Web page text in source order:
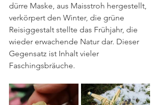
dürre Maske, aus Maisstroh hergestellt,
verkörpert den Winter, die grüne
Reisiggestalt stellte das Frühjahr, die
wieder erwachende Natur dar. Dieser
Gegensatz ist Inhalt vieler
Faschingsbräuche.